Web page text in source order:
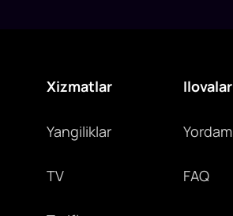
Xizmatlar
Yangiliklar
TV
Ilovalar
Yordam
FAQ